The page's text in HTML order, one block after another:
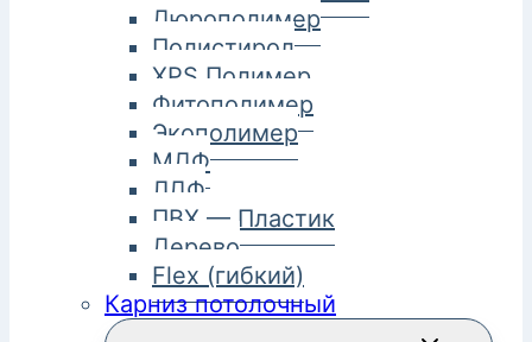
Дюрополимер
Полистирол
XPS Полимер
Фитополимер
Экополимер
МДФ
ЛДФ
ПВХ — Пластик
Дерево
Flex (гибкий)
Карниз потолочный